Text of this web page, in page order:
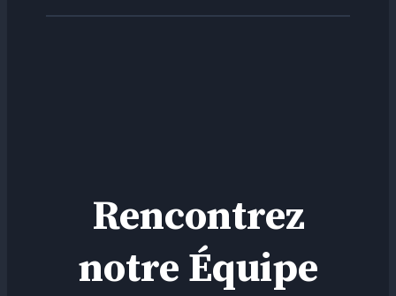
Rencontrez
notre Équipe